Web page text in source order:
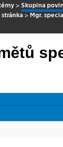
>Skupina
>Mgr.